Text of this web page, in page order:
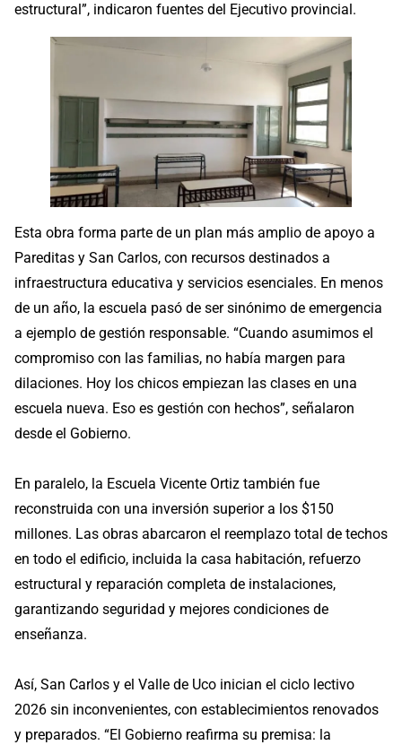
estructural”, indicaron fuentes del Ejecutivo provincial.
Esta obra forma parte de un plan más amplio de apoyo a
Pareditas y San Carlos, con recursos destinados a
infraestructura educativa y servicios esenciales. En menos
de un año, la escuela pasó de ser sinónimo de emergencia
a ejemplo de gestión responsable. “Cuando asumimos el
compromiso con las familias, no había margen para
dilaciones. Hoy los chicos empiezan las clases en una
escuela nueva. Eso es gestión con hechos”, señalaron
desde el Gobierno.
En paralelo, la Escuela Vicente Ortiz también fue
reconstruida con una inversión superior a los $150
millones. Las obras abarcaron el reemplazo total de techos
en todo el edificio, incluida la casa habitación, refuerzo
estructural y reparación completa de instalaciones,
garantizando seguridad y mejores condiciones de
enseñanza.
Así, San Carlos y el Valle de Uco inician el ciclo lectivo
2026 sin inconvenientes, con establecimientos renovados
y preparados. “El Gobierno reafirma su premisa: la